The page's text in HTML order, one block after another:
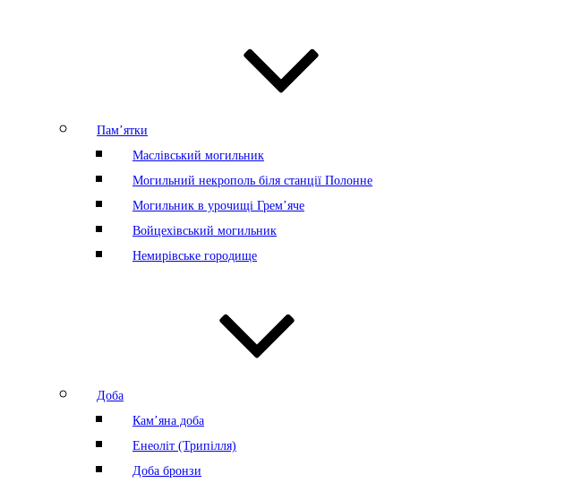
Пам’ятки
Маслівський могильник
Могильний некрополь біля станції Полонне
Могильник в урочищі Грем’яче
Войцехівський могильник
Немирівське городище
Доба
Кам’яна доба
Енеоліт (Трипілля)
Доба бронзи